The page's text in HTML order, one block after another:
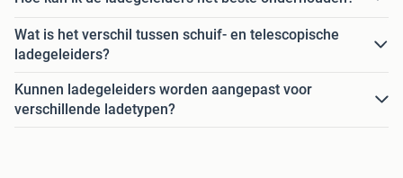
Wat is het verschil tussen schuif- en telescopische
ladegeleiders?
Kunnen ladegeleiders worden aangepast voor
verschillende ladetypen?